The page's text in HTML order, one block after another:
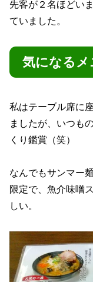
先客が２名ほどい
ていました。
気になるメ
私はテーブル席に
ましたが、いつも
くり鑑賞（笑）
なんでもサンマー
限定で、魚介味噌
しい。